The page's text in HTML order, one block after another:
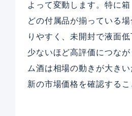
よって変動します。特に
どの付属品が揃っている
りやすく、未開封で液面
少ないほど高評価につな
ム酒は相場の動きが大き
新の市場価格を確認するこ